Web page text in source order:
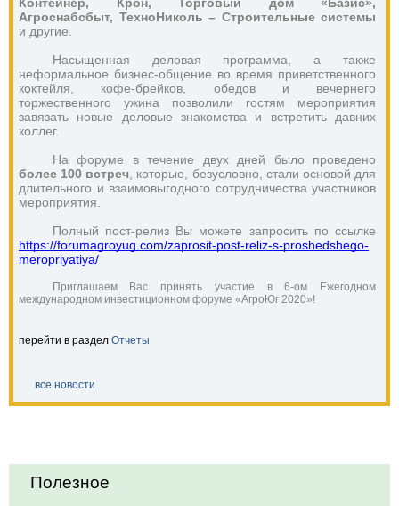
и другие.
Насыщенная деловая программа, а также
неформальное бизнес-общение во время приветственного
коктейля, кофе-брейков, обедов и вечернего
торжественного ужина позволили гостям мероприятия
завязать новые деловые знакомства и встретить давних
коллег.
более 100 встреч , которые, безусловно, стали основой для
длительного и взаимовыгодного сотрудничества участников
мероприятия.
https://forumagroyug.com/zaprosit-post-reliz-s-proshedshego-
meropriyatiya/
Приглашаем Вас принять участие в 6-ом Ежегодном
международном инвестиционном форуме «АгроЮг 2020»!
перейти в раздел Отчеты
все новости
Полезное